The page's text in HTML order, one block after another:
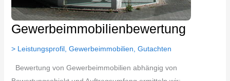
Gewerbeimmobilienbewertung
> Leistungsprofil, Gewerbeimmobilien Gutachten
Bewertung von Gewerbeimmobilien abhängig von